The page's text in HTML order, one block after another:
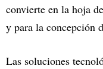
convierte en la hoja
y para la concepción
Las soluciones